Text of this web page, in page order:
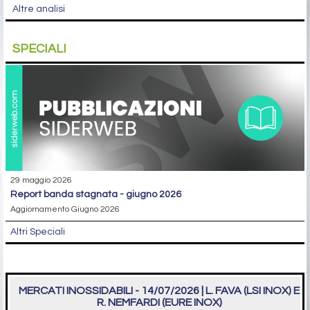
Altre analisi
SPECIALI
29 maggio 2026
report banda stagnata - giugno 2026
Aggiornamento Giugno 2026
Altri Speciali
MERCATI INOSSIDABILI - 14/07/2026 | L. FAVA (LSI INOX) E
R. NEMFARDI (EURE INOX)